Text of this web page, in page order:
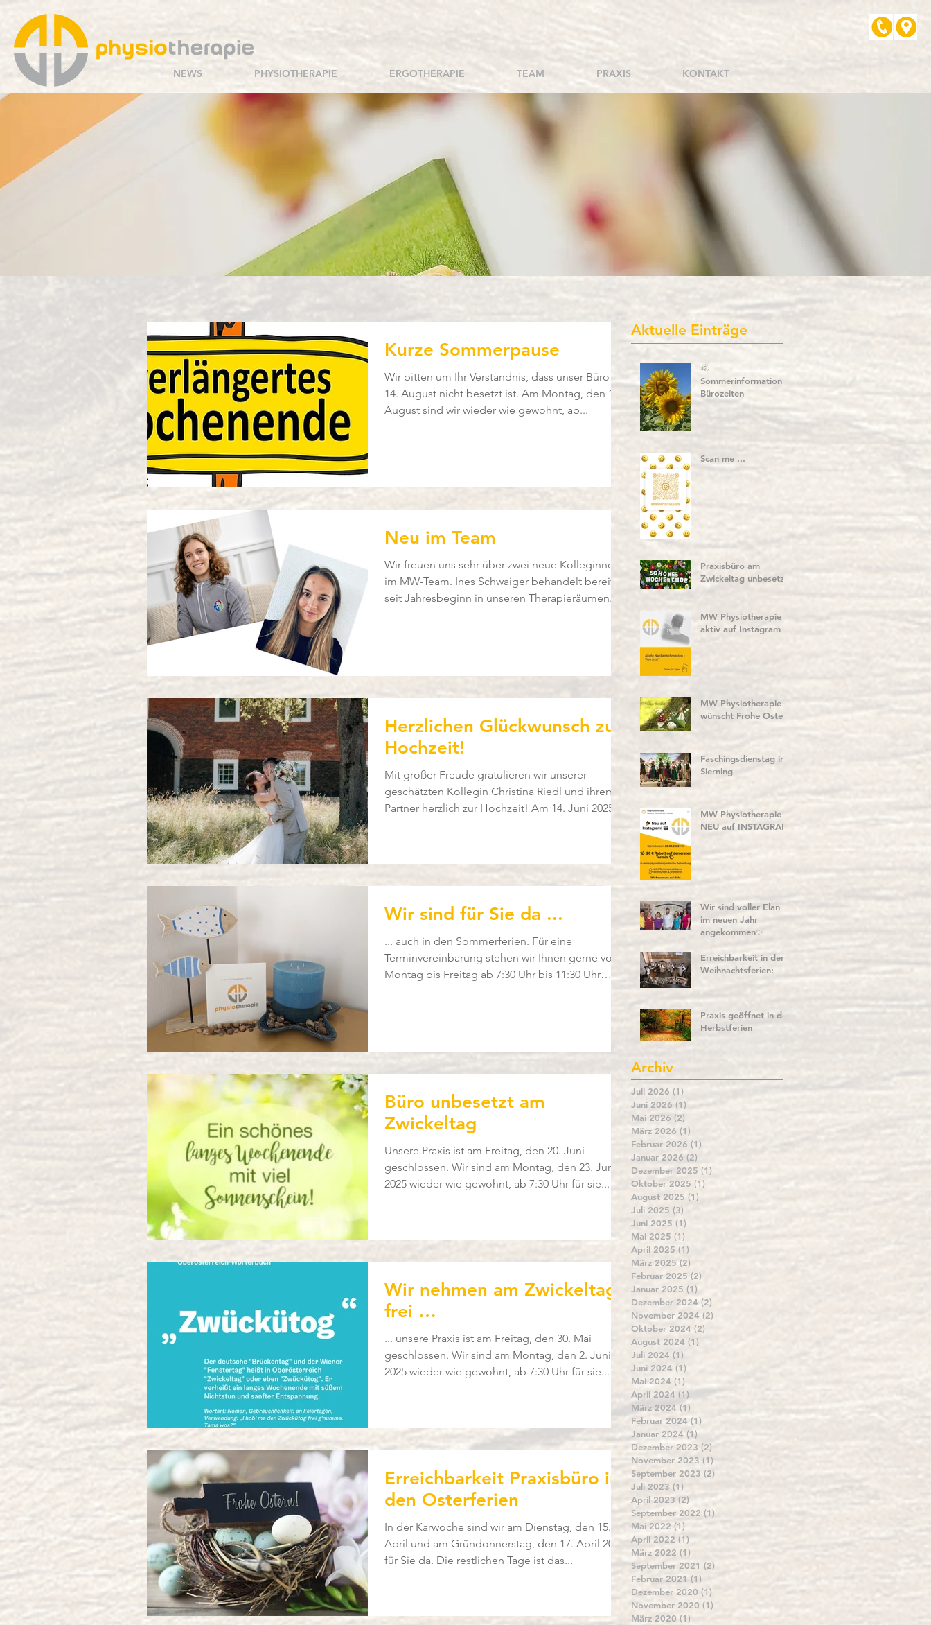
NEWS PHYSIOTHERAPIE ERGOTHERAPIE TEAM PRAXIS KONTAKT
Kurze Sommerpause
Wir bitten um Ihr Verständnis, dass unser Büro am
14. August nicht besetzt ist. Am Montag, den 18.
August sind wir wieder wie gewohnt, ab...
Neu im Team
Wir freuen uns sehr über zwei neue Kolleginnen
im MW-Team. Ines Schwaiger behandelt bereits
seit Jahresbeginn in unseren Therapieräumen...
Herzlichen Glückwunsch zur
Hochzeit!
Mit großer Freude gratulieren wir unserer
geschätzten Kollegin Christina Riedl und ihrem
Partner herzlich zur Hochzeit! Am 14. Juni 2025...
Wir sind für Sie da ...
... auch in den Sommerferien. Für eine
Terminvereinbarung stehen wir Ihnen gerne von
Montag bis Freitag ab 7:30 Uhr bis 11:30 Uhr
Büro unbesetzt am
Zwickeltag
Unsere Praxis ist am Freitag, den 20. Juni
geschlossen. Wir sind am Montag, den 23. Juni
2025 wieder wie gewohnt, ab 7:30 Uhr für sie...
Wir nehmen am Zwickeltag
frei …
... unsere Praxis ist am Freitag, den 30. Mai
geschlossen. Wir sind am Montag, den 2. Juni
2025 wieder wie gewohnt, ab 7:30 Uhr für sie...
Erreichbarkeit Praxisbüro in
den Osterferien
In der Karwoche sind wir am Dienstag, den 15.
April und am Gründonnerstag, den 17. April 2025
für Sie da. Die restlichen Tage ist das...
Aktuelle Einträge
🌞
Sommerinformation –
Bürozeiten
Scan me ...
Praxisbüro am
Zwickeltag unbesetzt
MW Physiotherapie
aktiv auf Instagram
MW Physiotherapie
wünscht Frohe Ostern
Faschingsdienstag in
Sierning
MW Physiotherapie
NEU auf INSTAGRAM
Wir sind voller Elan
im neuen Jahr
angekommen✨
Erreichbarkeit in den
Weihnachtsferien:
Praxis geöffnet in den
Herbstferien
Archiv
Juli 2026 (1)
Juni 2026 (1) 1 Beitrag
Mai 2026 (2)
März 2026 (1)
Februar 2026 (1)
Januar 2026 (2)
Dezember 2025 (1)
Oktober 2025 (1)
August 2025 (1) 1 Beitrag
Juli 2025 (3)
Juni 2025 (1)
Mai 2025 (1)
April 2025 (1)
März 2025 (2)
Februar 2025 (2)
Januar 2025 (1)
Dezember 2024 (2)
November 2024 (2)
Oktober 2024 (2)
August 2024 (1)
Juli 2024 (1)
Juni 2024 (1)
Mai 2024 (1)
April 2024 (1) 1 Beitrag
März 2024 (1)
Februar 2024 (1)
Januar 2024 (1)1 Beitrag
Dezember 2023 (2)
November 2023 (1)
September 2023 (2)
Juli 2023 (1)
April 2023 (2) 2 Beiträge
September 2022 (1)
Mai 2022 (1) 1 Beitrag
April 2022 (1) 1 Beitrag
März 2022 (1)
September 2021 (2)
Februar 2021 (1)
Dezember 2020 (1)
November 2020 (1)
März 2020 (1)